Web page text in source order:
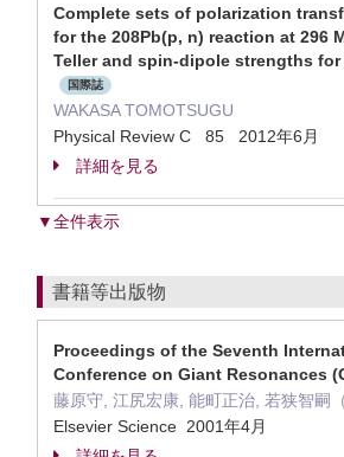
Complete sets of polarization
for the 208Pb(p, n) reaction at 296
Teller and spin-dipole strengths for
国際誌
WAKASA TOMOTSUGU
Physical Review C 85 2012年6月
詳細を見る
▼全件表示
書籍等出版物
Proceedings of the Seventh
Conference on Giant Resonances
藤原守, 江尻宏康, 能町正治, 若狭智嗣（
Elsevier Science 2001年4月